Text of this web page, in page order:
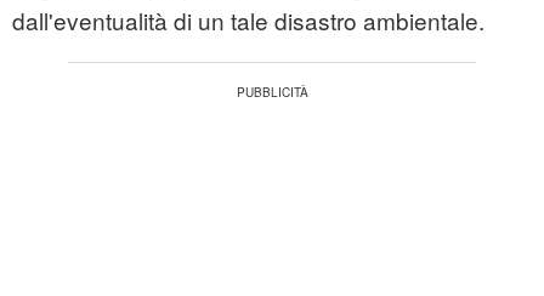
dall'eventualità di un tale disastro ambientale.